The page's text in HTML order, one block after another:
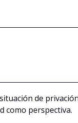
de
como perspectiva.